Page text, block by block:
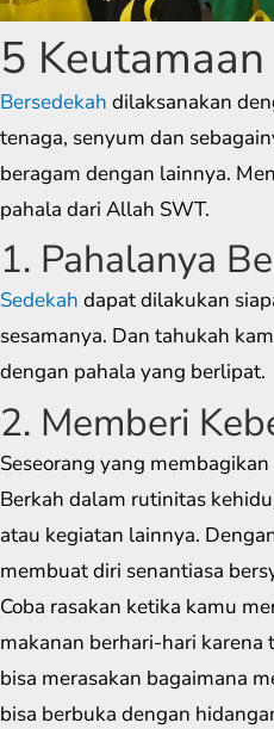
5
Bersedekah dilaksanakan
tenaga, senyum dan
beragam dengan lainnya.
pahala dari Allah SWT.
1. Pahalanya
Sedekah dapat dilakukan
sesamanya. Dan tahukah
dengan pahala yang berlipat.
2. Memberi
Seseorang yang
Berkah dalam rutinitas
atau kegiatan lainnya.
membuat diri senantiasa
Coba rasakan ketika kamu
makanan berhari-hari
bisa merasakan bagaimana
bisa berbuka dengan